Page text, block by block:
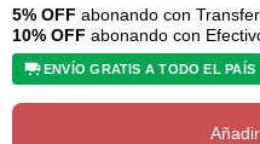
5% OFF abonando con
10% OFF abonando con
ENVÍO GRATIS A TODO EL PAÍS